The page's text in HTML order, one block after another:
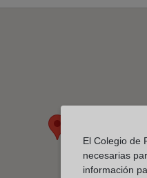
El Colegio de
necesarias
información